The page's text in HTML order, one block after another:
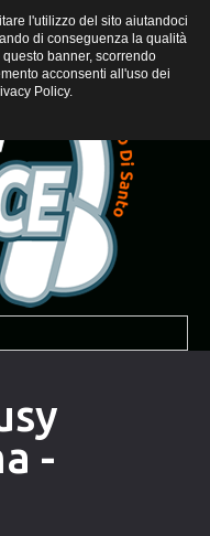
-
l'utilizzo del sito aiutandoci
di conseguenza la qualità
banner, scorrendo
acconsenti all'uso dei
Policy.